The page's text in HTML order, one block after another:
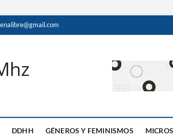
DDHH GÉNEROS Y FEMINISMOS MICROS